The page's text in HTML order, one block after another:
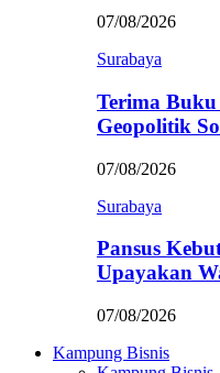
07/08/2026
Surabaya
Terima
Geopolitik
07/08/2026
Surabaya
Pansus
Upayakan
07/08/2026
Kampung Bisnis